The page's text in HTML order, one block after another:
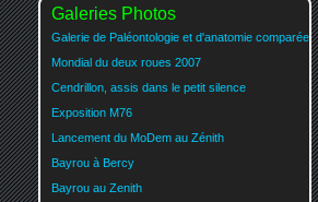
Galeries Photos
Galerie de Paléontologie et d'anatomie comparée
Mondial du deux roues 2007
Cendrillon, assis dans le petit silence
Exposition M76
Lancement du MoDem au Zénith
Bayrou à Bercy
Bayrou au Zenith